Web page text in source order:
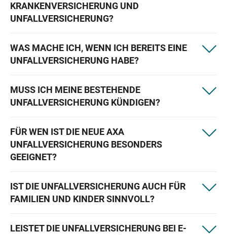
KRANKENVERSICHERUNG UND
UNFALLVERSICHERUNG?
WAS MACHE ICH, WENN ICH BEREITS EINE
UNFALLVERSICHERUNG HABE?
MUSS ICH MEINE BESTEHENDE
UNFALLVERSICHERUNG KÜNDIGEN?
FÜR WEN IST DIE NEUE AXA
UNFALLVERSICHERUNG BESONDERS
GEEIGNET?
IST DIE UNFALLVERSICHERUNG AUCH FÜR
FAMILIEN UND KINDER SINNVOLL?
LEISTET DIE UNFALLVERSICHERUNG BEI E-